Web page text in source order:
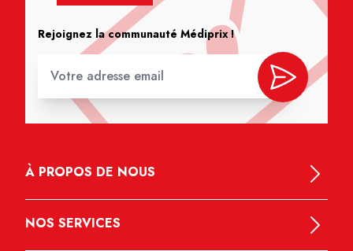
Rejoignez la communauté Médiprix !
À PROPOS DE NOUS
NOS SERVICES